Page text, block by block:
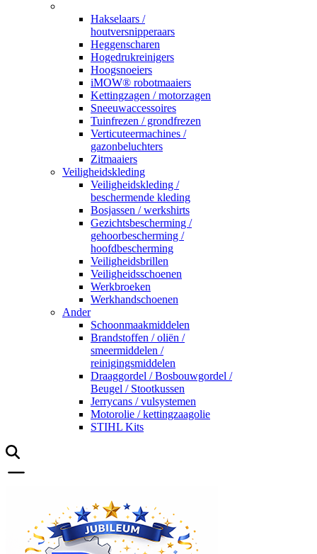
Hakselaars /
houtversnipperaars
Heggenscharen
Hogedrukreinigers
Hoogsnoeiers
iMOW® robotmaaiers
Kettingzagen / motorzagen
Sneeuwaccessoires
Tuinfrezen / grondfrezen
Verticuteermachines /
gazonbeluchters
Zitmaaiers
Veiligheidskleding
Veiligheidskleding /
beschermende kleding
Bosjassen / werkshirts
Gezichtsbescherming /
gehoorbescherming /
hoofdbescherming
Veiligheidsbrillen
Veiligheidsschoenen
Werkbroeken
Werkhandschoenen
Ander
Schoonmaakmiddelen
Brandstoffen / oliën /
smeermiddelen /
reinigingsmiddelen
Draaggordel / Bosbouwgordel /
Beugel / Stootkussen
Jerrycans / vulsystemen
Motorolie / kettingzaagolie
STIHL Kits